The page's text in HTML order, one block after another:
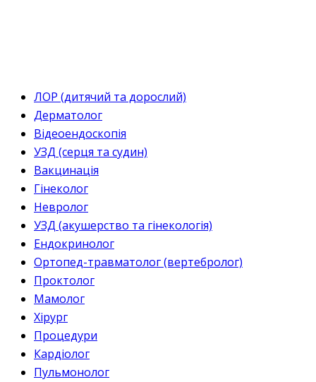
ЛОР (дитячий та дорослий)
Дерматолог
Відеоендоскопія
УЗД (серця та судин)
Вакцинація
Гінеколог
Невролог
УЗД (акушерство та гінекологія)
Ендокринолог
Ортопед-травматолог (вертебролог)
Проктолог
Мамолог
Хірург
Процедури
Кардіолог
Пульмонолог